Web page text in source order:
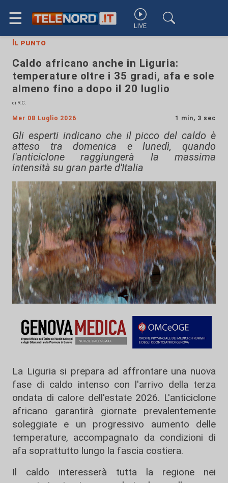
☰ LIVE
Il punto
Caldo africano anche in Liguria:
temperature oltre i 35 gradi, afa e sole
almeno fino a dopo il 20 luglio
di R.C.
Mer 08 Luglio 2026 1 min, 3 sec
Gli esperti indicano che il picco del caldo è
atteso tra domenica e lunedì, quando
l'anticiclone raggiungerà la massima
intensità su gran parte d'Italia
La Liguria si prepara ad affrontare una nuova
fase di caldo intenso con l'arrivo della terza
ondata di calore dell'estate 2026. L'anticiclone
africano garantirà giornate prevalentemente
soleggiate e un progressivo aumento delle
temperature, accompagnato da condizioni di
afa soprattutto lungo la fascia costiera.
Il caldo interesserà tutta la regione nei